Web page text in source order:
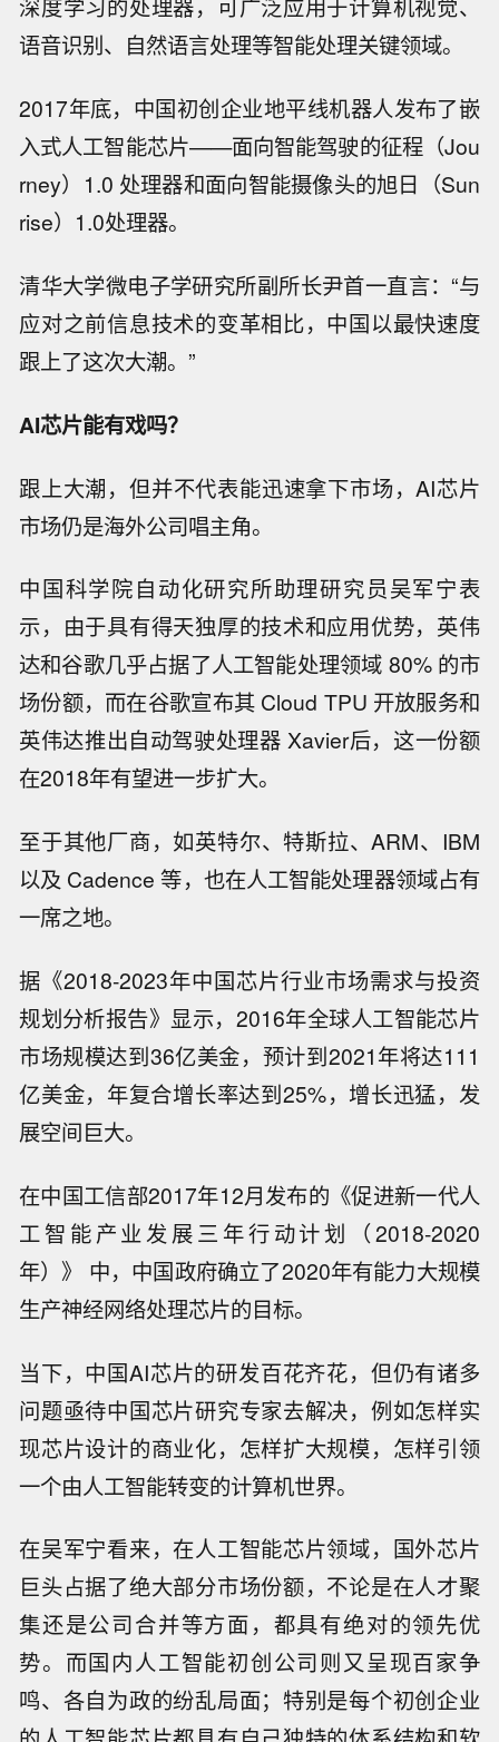
深度学习的处理器，可广泛应用于计算机视觉、
语音识别、自然语言处理等智能处理关键领域。
2017年底，中国初创企业地平线机器人发布了嵌
入式人工智能芯片——面向智能驾驶的征程（Jou
rney）1.0 处理器和面向智能摄像头的旭日（Sun
rise）1.0处理器。
清华大学微电子学研究所副所长尹首一直言：“与
应对之前信息技术的变革相比，中国以最快速度
跟上了这次大潮。”
AI芯片能有戏吗？
跟上大潮，但并不代表能迅速拿下市场，AI芯片
市场仍是海外公司唱主角。
中国科学院自动化研究所助理研究员吴军宁表
示，由于具有得天独厚的技术和应用优势，英伟
达和谷歌几乎占据了人工智能处理领域 80% 的市
场份额，而在谷歌宣布其 Cloud TPU 开放服务和
英伟达推出自动驾驶处理器 Xavier后，这一份额
在2018年有望进一步扩大。
至于其他厂商，如英特尔、特斯拉、ARM、IBM
以及 Cadence 等，也在人工智能处理器领域占有
一席之地。
据《2018-2023年中国芯片行业市场需求与投资
规划分析报告》显示，2016年全球人工智能芯片
市场规模达到36亿美金，预计到2021年将达111
亿美金，年复合增长率达到25%，增长迅猛，发
展空间巨大。
在中国工信部2017年12月发布的《促进新一代人
工智能产业发展三年行动计划（2018-2020
年）》 中，中国政府确立了2020年有能力大规模
生产神经网络处理芯片的目标。
当下，中国AI芯片的研发百花齐花，但仍有诸多
问题亟待中国芯片研究专家去解决，例如怎样实
现芯片设计的商业化，怎样扩大规模，怎样引领
一个由人工智能转变的计算机世界。
在吴军宁看来，在人工智能芯片领域，国外芯片
巨头占据了绝大部分市场份额，不论是在人才聚
集还是公司合并等方面，都具有绝对的领先优
势。而国内人工智能初创公司则又呈现百家争
鸣、各自为政的纷乱局面；特别是每个初创企业